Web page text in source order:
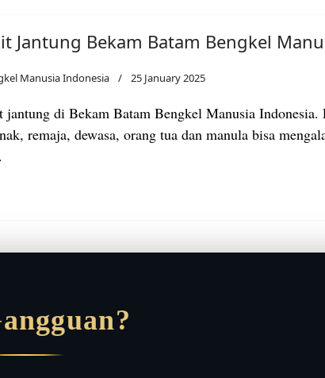
Jantung Bekam Batam Bengkel
Manusia Indonesia 25 January 2025
jantung di Bekam Batam Bengkel Manusia Indonesia.
remaja, dewasa, orang tua dan manula bisa